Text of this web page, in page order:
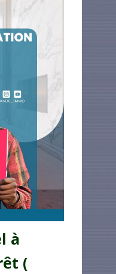
à
(